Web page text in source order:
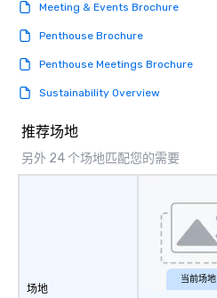
Meeting & Events Brochure
Penthouse Brochure
Penthouse Meetings Brochure
Sustainability Overview
推荐场地
另外 24 个场地匹配您的需要
场地
当前场地